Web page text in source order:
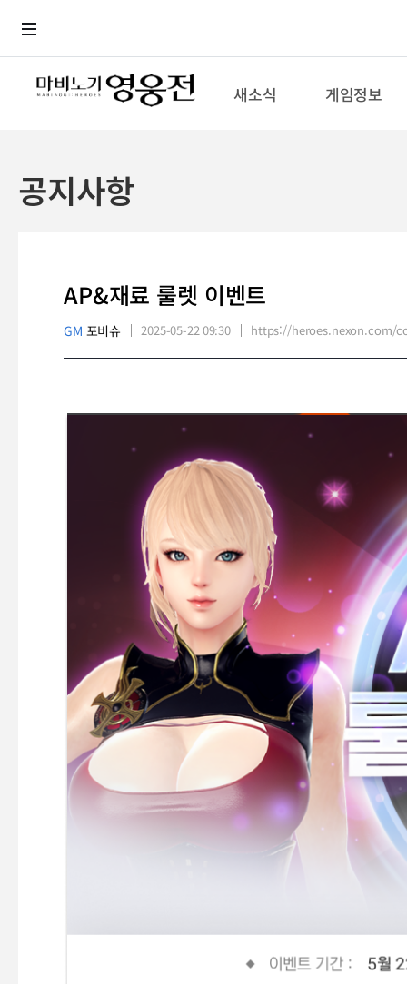
새소식 게임정보
공지사항
AP&재료 룰렛 이벤트
GM 포비슈 2025-05-22 09:30 https://heroes.nexon.com/